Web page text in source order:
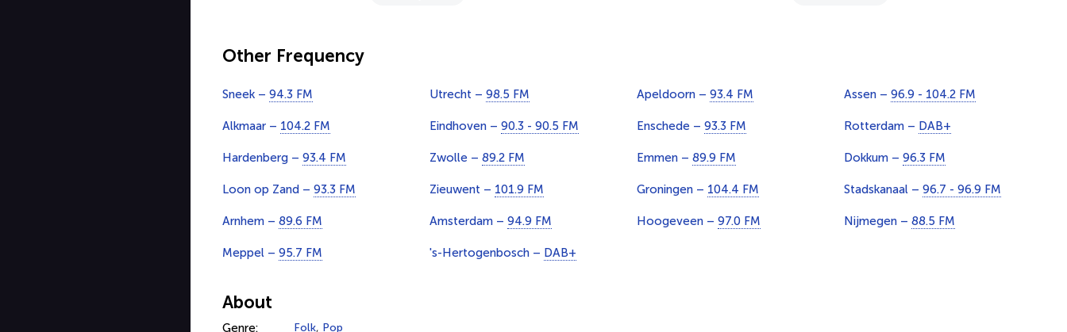
Other Frequency
Sneek – 94.3 FM Utrecht – 98.5 FM Apeldoorn – 93.4 FM Assen – 96.9 - 104.2 FM
Alkmaar – 104.2 FM Eindhoven – 90.3 - 90.5 FM Enschede – 93.3 FM Rotterdam – DAB+
Hardenberg – 93.4 FM Zwolle – 89.2 FM Emmen – 89.9 FM Dokkum – 96.3 FM
Loon op Zand – 93.3 FM Zieuwent – 101.9 FM Groningen – 104.4 FM Stadskanaal – 96.7 - 96.9 FM
Arnhem – 89.6 FM Amsterdam – 94.9 FM Hoogeveen – 97.0 FM Nijmegen – 88.5 FM
Meppel – 95.7 FM 's-Hertogenbosch – DAB+
About
Genre: Folk, Pop